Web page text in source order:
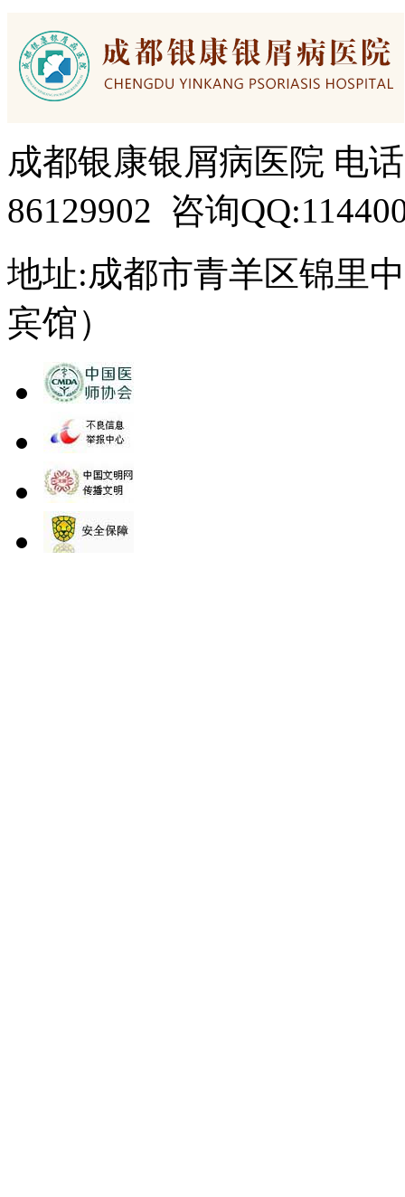
成都银康银屑病医院 电
86129902 咨询
地址:成都市青羊区锦里
宾馆）